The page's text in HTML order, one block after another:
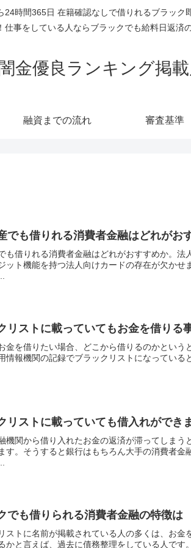
時間365日 在籍確認なしで借りれるブラッ
事をしている人ならブラックでも給料日返済
金優良ランキング掲
融資までの流れ 審査基準
でも借りれる消費者金融はどれがお
も借りれる消費者金融はどれがおすすめか。
ット機能を持つ法人向けカードの存在が欠か
リストに載っていてもお金を借りる
金を借りたい場合、どこから借りるのかという
情報機関の記録でブラックリストになってい
リストに載っていても借入れができ
機関から借り入れたお金の返済が滞ってしま
す。そうすると銀行はもちろん大手の消費者
でも借りられる消費者金融の特徴は
ストに名前が掲載されている人の多くは、お
かと言えば、過去に債務整理をしている人で